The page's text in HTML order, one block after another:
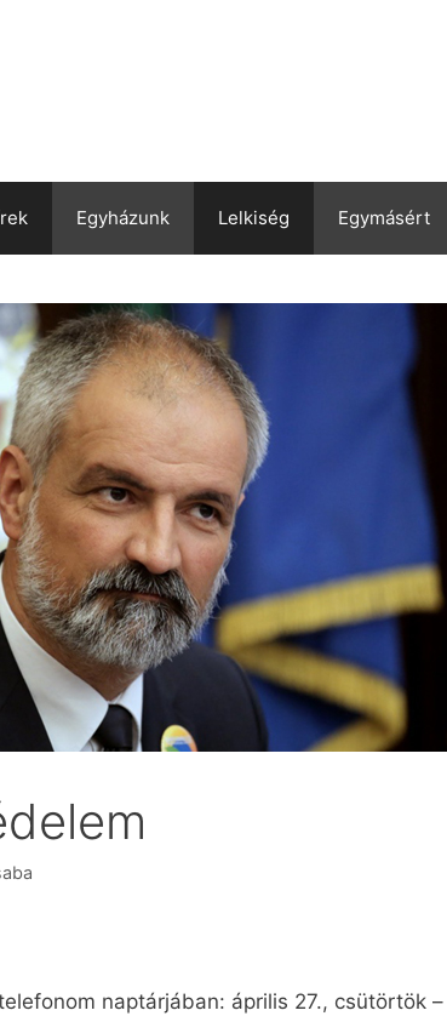
Egyházunk Lelkiség Egymásért
naptárjában: április 27., csütörtök